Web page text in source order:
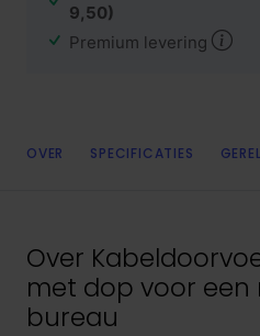
9,50)
Premium levering
OVER SPECIFICATIES
Over
met dop voor een
bureau